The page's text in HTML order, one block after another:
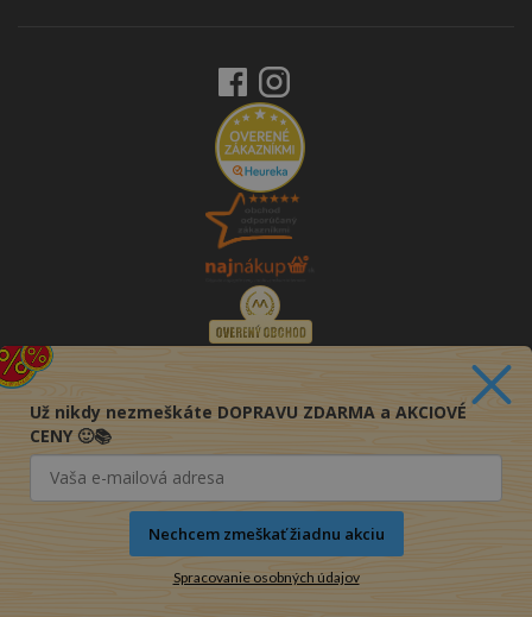
Už nikdy nezmeškáte DOPRAVU ZDARMA a AKCIOVÉ
CENY 🙂📚
Nechcem zmeškať žiadnu akciu
Spracovanie osobných údajov